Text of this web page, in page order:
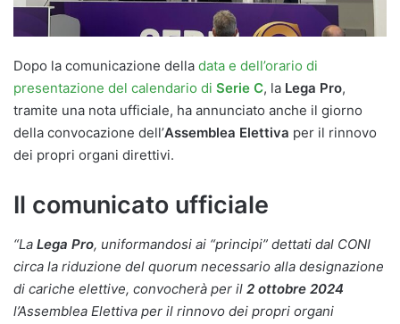
Dopo la comunicazione della data e dell’orario di
presentazione del calendario di Serie C, la Lega Pro,
tramite una nota ufficiale, ha annunciato anche il giorno
della convocazione dell’Assemblea Elettiva per il rinnovo
dei propri organi direttivi.
Il comunicato ufficiale
“La Lega Pro, uniformandosi ai “principi” dettati dal CONI
circa la riduzione del quorum necessario alla designazione
di cariche elettive, convocherà per il 2 ottobre 2024
l’Assemblea Elettiva per il rinnovo dei propri organi